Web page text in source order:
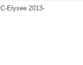
C-Elysee 2013-